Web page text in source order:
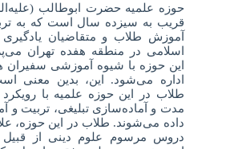
حوزه علمیه حضرت ابوطالب
قریب به سیزده سال است که به
آموزش طلاب و متقاضیان
اسلامی در منطقه هفده تهران
این حوزه با شیوه آموزشی سفیران
اداره می‌شود. این، بدین معنی
طلاب در این حوزه علمیه با رویکرد
مدت و آماده‌سازی تبلیغی، تربیت و
داده می‌شوند. طلاب در این حوزه،
دروس مرسوم علوم دینی از قبیل